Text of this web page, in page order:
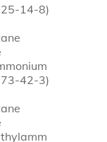
14-8)
42-3)